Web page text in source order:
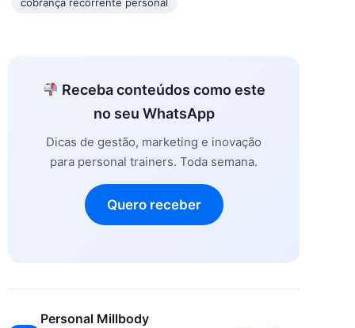
Receba conteúdos como este
no seu WhatsApp
Dicas de gestão, marketing e inovação
para personal trainers. Toda semana.
Quero receber
Personal Millbody